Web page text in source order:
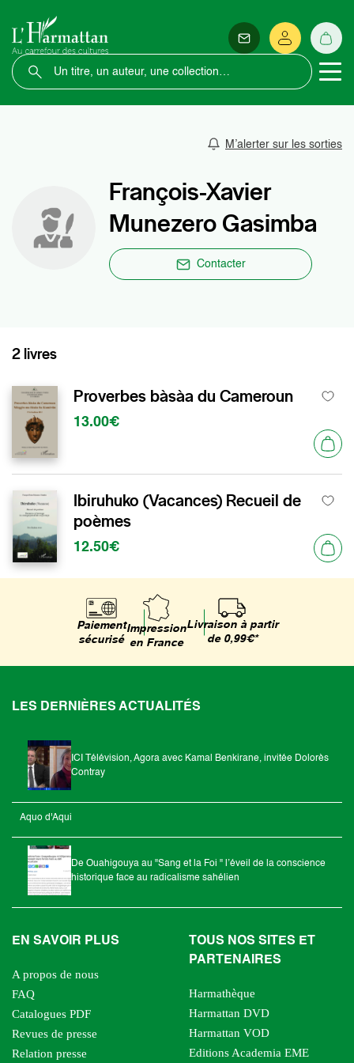
M’alerter sur les sorties
François-Xavier
Munezero Gasimba
Contacter
2 livres
Proverbes bàsàa du Cameroun
13.00€
Ibiruhuko (Vacances) Recueil de
poèmes
12.50€
Paiement
sécurisé
Impression
en France
Livraison à partir
de 0,99€*
LES DERNIÈRES ACTUALITÉS
ICI Télévision, Agora avec Kamal Benkirane, invitée Dolorès
Contray
Aquo d'Aqui
De Ouahigouya au "Sang et la Foi " l’éveil de la conscience
historique face au radicalisme sahélien
EN SAVOIR PLUS
A propos de nous
FAQ
Catalogues PDF
Revues de presse
Relation presse
TOUS NOS SITES ET
PARTENAIRES
Harmathèque
Harmattan DVD
Harmattan VOD
Editions Academia EME